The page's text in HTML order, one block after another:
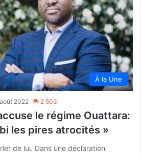
À la Une
2022 2 503
le régime Ouattara:
les pires atrocités »
de lui. Dans une déclaration